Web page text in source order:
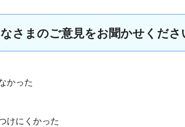
さまのご意見をお聞かせくださ
かった
けにくかった